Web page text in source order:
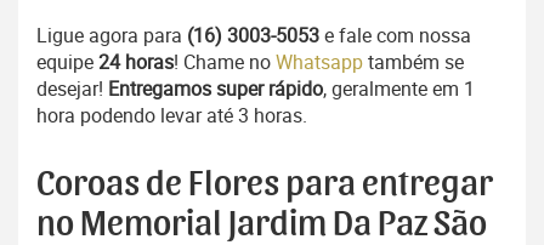
Ligue agora para (16) 3003-5053e fale com nossa
equipe24 horas! Chame noWhatsapptambém se
desejar! Entregamos super rápido, geralmente em 1
hora podendo levar até 3 horas.
Coroas de Flores para entregar
no Memorial Jardim Da Paz São